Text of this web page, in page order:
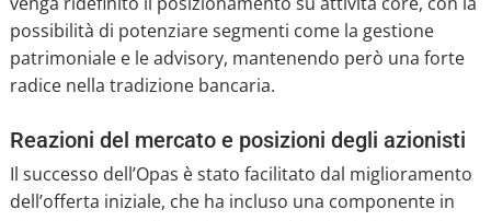
possibilità di potenziare segmenti come la gestione
patrimoniale e le advisory, mantenendo però una forte
radice nella tradizione bancaria.
Reazioni del mercato e posizioni degli azionisti
Il successo dell’Opas è stato facilitato dal miglioramento
dell’offerta iniziale, che ha incluso una componente in